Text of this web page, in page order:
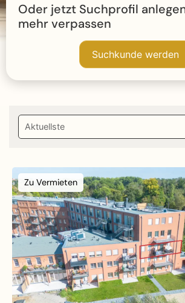
Oder jetzt Suchprofil
mehr verpassen
Suchkunde werden
Zu Vermieten